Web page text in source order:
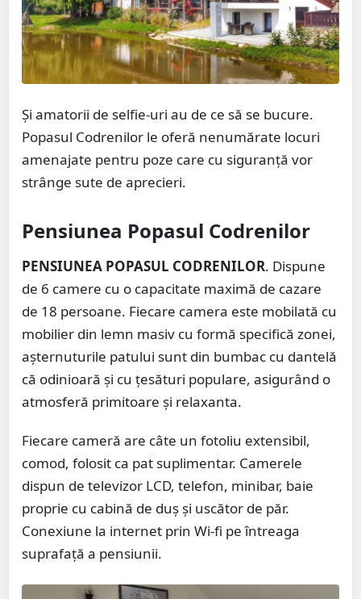
Și amatorii de selfie-uri au de ce să se bucure.
Popasul Codrenilor le oferă nenumărate locuri
amenajate pentru poze care cu siguranță vor
strânge sute de aprecieri.
Pensiunea Popasul Codrenilor
PENSIUNEA POPASUL CODRENILOR. Dispune
de 6 camere cu o capacitate maximă de cazare
de 18 persoane. Fiecare camera este mobilată cu
mobilier din lemn masiv cu formă specifică zonei,
așternuturile patului sunt din bumbac cu dantelă
că odinioară și cu țesături populare, asigurând o
atmosferă primitoare și relaxanta.
Fiecare cameră are câte un fotoliu extensibil,
comod, folosit ca pat suplimentar. Camerele
dispun de televizor LCD, telefon, minibar, baie
proprie cu cabină de duș și uscător de păr.
Conexiune la internet prin Wi-fi pe întreaga
suprafață a pensiunii.